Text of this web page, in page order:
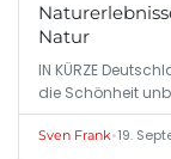
Natur
IN KÜRZE
die Schönheit
Sven Frank•19.